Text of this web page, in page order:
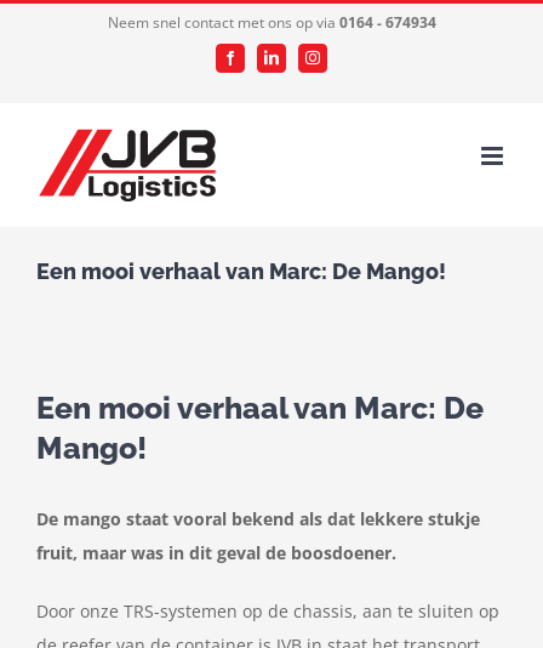
Neem snel contact met ons op via 0164 - 674934
FacebookLinkedInInstagram
Een mooi verhaal van Marc: De Mango!
Een mooi verhaal van Marc: De
Mango!
De mango staat vooral bekend als dat lekkere stukje
fruit, maar was in dit geval de boosdoener.
Door onze TRS-systemen op de chassis, aan te sluiten op